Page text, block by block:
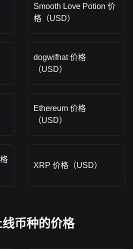
Smooth Love Potion 价
格（USD）
dogwifhat 价格
（USD）
Ethereum 价格
（USD）
XRP 价格（USD）
币种的价格